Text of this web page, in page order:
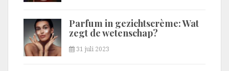
Parfum in gezichtscrème: Wat
zegt de wetenschap?
31 juli 2023